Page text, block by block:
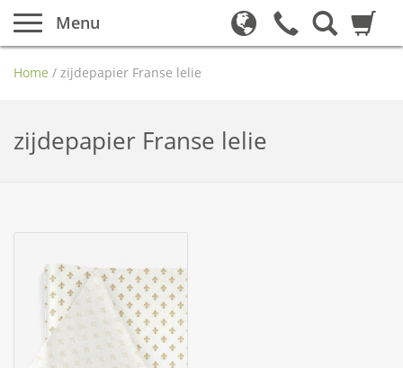
Menu
Home / zijdepapier Franse lelie
zijdepapier Franse lelie